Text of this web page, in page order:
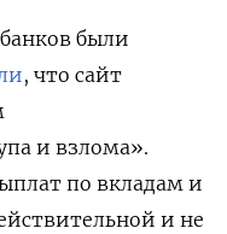
были
, что сайт
и взлома».
по вкладам и
и не